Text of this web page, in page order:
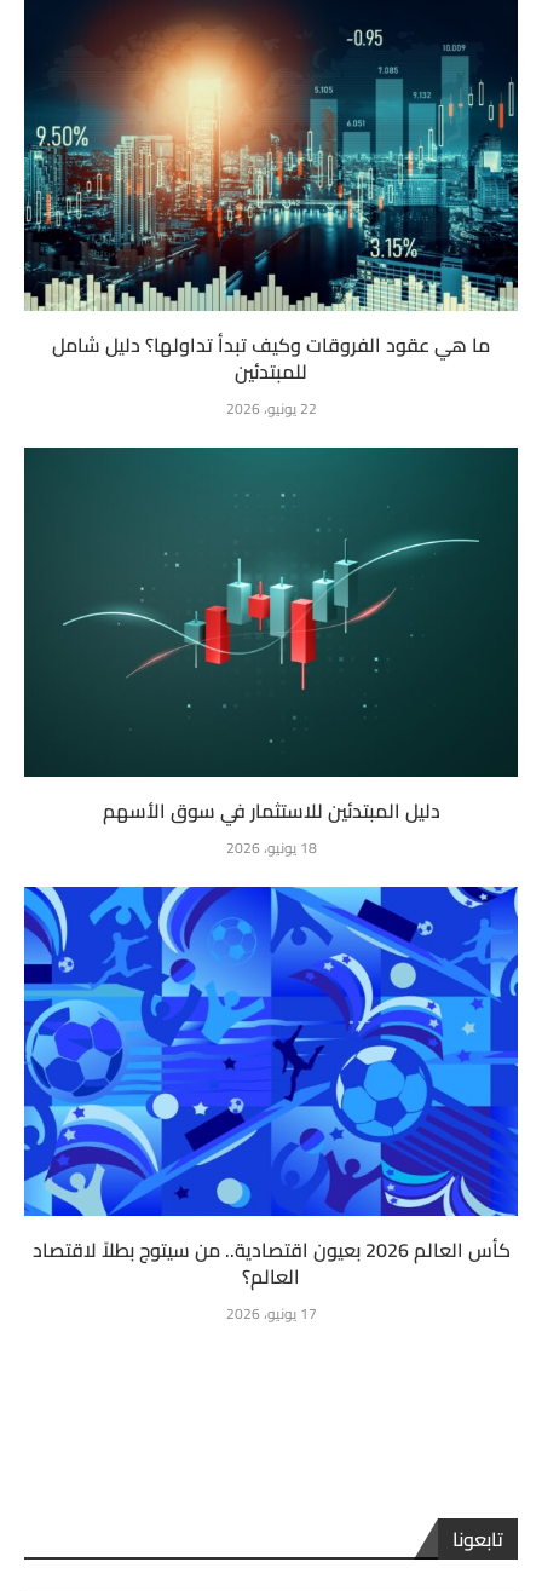
ما هي عقود الفروقات وكيف تبدأ تداولها؟ دليل شامل
للمبتدئين
22 يونيو، 2026
دليل المبتدئين للاستثمار في سوق الأسهم
18 يونيو، 2026
كأس العالم 2026 بعيون اقتصادية.. من سيتوج بطلاً لاقتصاد
العالم؟
17 يونيو، 2026
تابعونا